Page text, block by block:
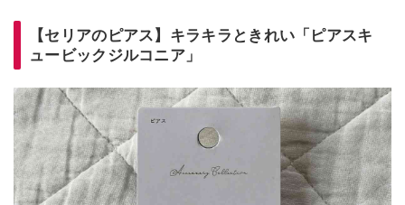
【セリアのピアス】キラキラときれい「ピアスキ
ュービックジルコニア」